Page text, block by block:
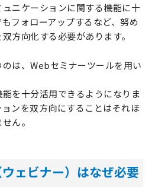
ニケーションに関する機能に十
フォローアップするなど、努め
方向化する必要があります。
は、Webセミナーツールを用い
を十分活用できるようになりま
ンを双方向にすることはそれほ
ん。
ェビナー）はなぜ必要